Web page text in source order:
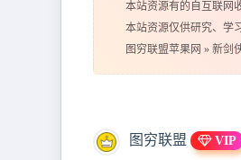
本站资源有的自互联网
本站资源仅供研究、学
图穷联盟苹果网 » 新剑
图穷联盟 VIP